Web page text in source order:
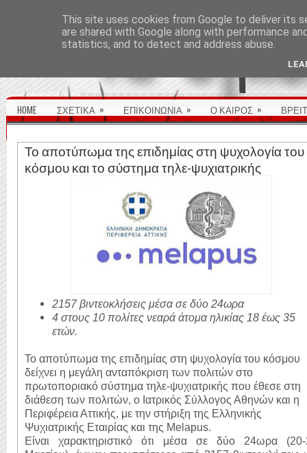
HOME ΣΧΕΤΙΚΑ » ΕΠΙΚΟΙΝΩΝΙΑ » Ο ΚΑΙΡΟΣ »
Το αποτύπωμα της επιδημίας στη ψυχολογία του
κόσμου και το σύστημα τηλε-ψυχιατρικής
2157 βιντεοκλήσεις μέσα σε δύο 24ωρα
4 στους 10 πολίτες νεαρά άτομα ηλικίας 18 έως 35
ετών.
Το αποτύπωμα της επιδημίας στη ψυχολογία του κόσμου
δείχνει η μεγάλη ανταπόκριση των πολιτών στο
πρωτοποριακό σύστημα τηλε-ψυχιατρικής που έθεσε στη
διάθεση των πολιτών, ο Ιατρικός Σύλλογος Αθηνών και η
Περιφέρεια Αττικής, με την στήριξη της Ελληνικής
Ψυχιατρικής Εταιρίας και της Melapus.
Είναι χαρακτηριστικό ότι μέσα σε δύο 24ωρα (20-
This site uses cookies from Google to deliver its
are shared with Google along with performance
statistics, and to detect and address abuse.